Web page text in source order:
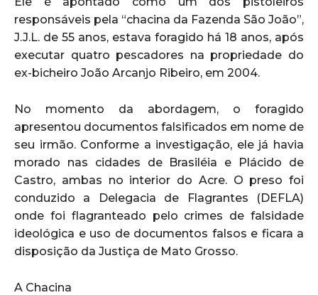
responsáveis pela “chacina da Fazenda São João”,
J.J.L. de 55 anos, estava foragido há 18 anos, após
executar quatro pescadores na propriedade do
ex-bicheiro João Arcanjo Ribeiro, em 2004.
No momento da abordagem, o foragido
apresentou documentos falsificados em nome de
seu irmão. Conforme a investigação, ele já havia
morado nas cidades de Brasiléia e Plácido de
Castro, ambas no interior do Acre. O preso foi
conduzido a Delegacia de Flagrantes (DEFLA)
onde foi flagranteado pelo crimes de falsidade
ideológica e uso de documentos falsos e ficara a
disposição da Justiça de Mato Grosso.
A Chacina